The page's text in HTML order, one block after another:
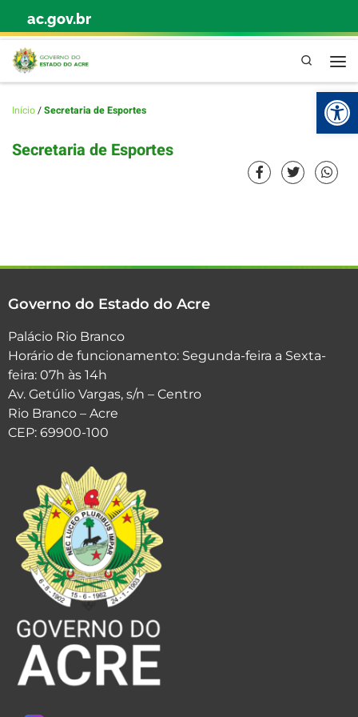
Skip to content
ac.gov.br
Pesquisa
Início/Secretaria de Esportes
Secretaria de Esportes
Governo do Estado do Acre
Palácio Rio Branco
Horário de funcionamento: Segunda-feira a Sexta-
feira: 07h às 14h
Av. Getúlio Vargas, s/n – Centro
Rio Branco – Acre
CEP: 69900-100